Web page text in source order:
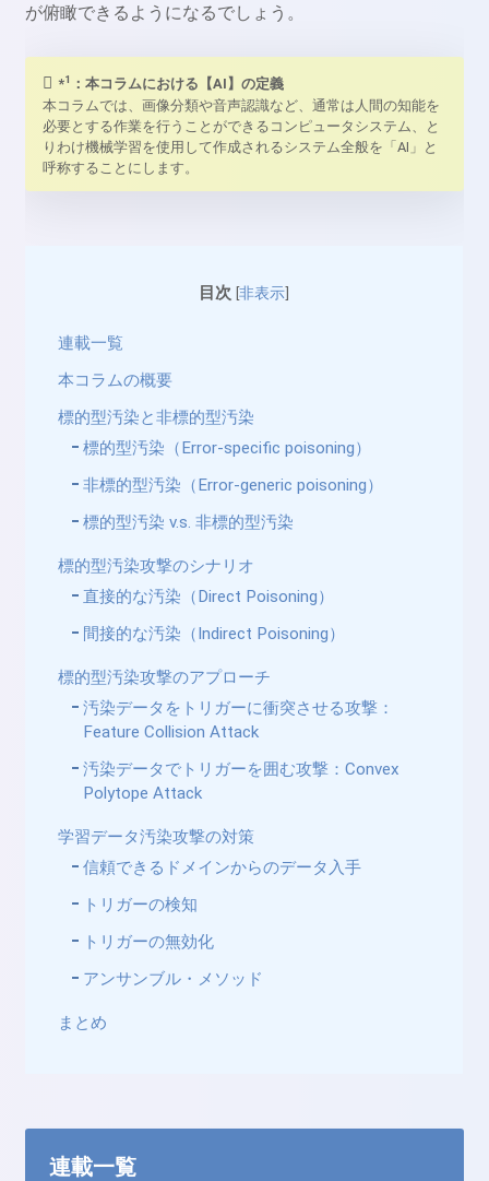
が俯瞰できるようになるでしょう。
*1
：本コラムにおける【AI】の定義
本コラムでは、画像分類や音声認識など、通常は人間の知能を
必要とする作業を行うことができるコンピュータシステム、と
りわけ機械学習を使用して作成されるシステム全般を「AI」と
呼称することにします。
目次 [非表示]
連載一覧
本コラムの概要
標的型汚染と非標的型汚染
標的型汚染（Error-specific poisoning）
非標的型汚染（Error-generic poisoning）
標的型汚染 v.s. 非標的型汚染
標的型汚染攻撃のシナリオ
直接的な汚染（Direct Poisoning）
間接的な汚染（Indirect Poisoning）
標的型汚染攻撃のアプローチ
汚染データをトリガーに衝突させる攻撃：
Feature Collision Attack
汚染データでトリガーを囲む攻撃：Convex
Polytope Attack
学習データ汚染攻撃の対策
信頼できるドメインからのデータ入手
トリガーの検知
トリガーの無効化
アンサンブル・メソッド
まとめ
連載一覧